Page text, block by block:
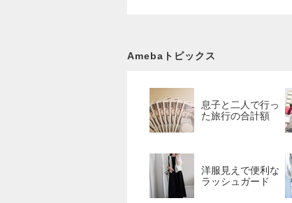
Amebaトピックス
息子と二人で行っ
た旅行の合計額
洋服見えで便利な
ラッシュガード